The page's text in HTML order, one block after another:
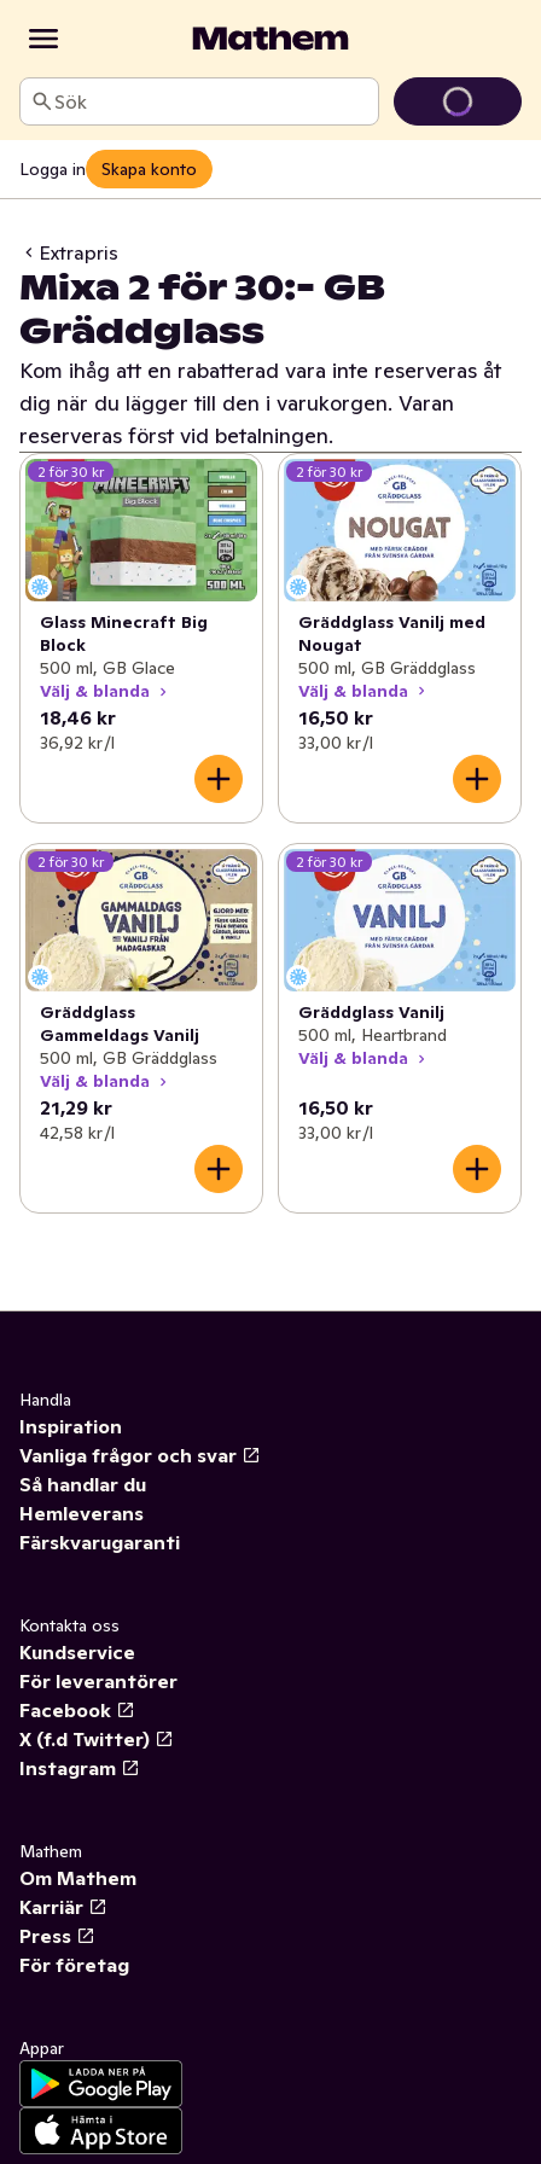
Sök
Logga in Skapa konto
Extrapris
Mixa 2 för 30:- GB
Gräddglass
Kom ihåg att en rabatterad vara inte reserveras åt
dig när du lägger till den i varukorgen. Varan
reserveras först vid betalningen.
2 för 30 kr
Glass Minecraft Big
Block
500 ml, GB Glace
Välj & blanda
18,46 kr
36,92 kr /l
2 för 30 kr
Gräddglass Vanilj med
Nougat
500 ml, GB Gräddglass
Välj & blanda
16,50 kr
33,00 kr /l
2 för 30 kr
Gräddglass
Gammeldags Vanilj
500 ml, GB Gräddglass
Välj & blanda
21,29 kr
42,58 kr /l
2 för 30 kr
Gräddglass Vanilj
500 ml, Heartbrand
Välj & blanda
16,50 kr
33,00 kr /l
Handla
Inspiration
Vanliga frågor och svar
Så handlar du
Hemleverans
Färskvarugaranti
Kontakta oss
Kundservice
För leverantörer
Facebook
X (f.d Twitter)
Instagram
Mathem
Om Mathem
Karriär
Press
För företag
Appar